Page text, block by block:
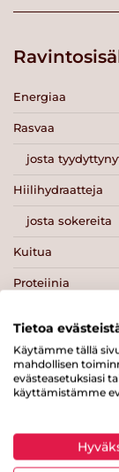
Energiaa
Rasvaa
josta
Hiilihydraatteja
josta sokereita
Kuitua
Proteiinia
Tietoa
Käytämme tällä
mahdollisen
evästeasetuksiasi
käyttämistämme